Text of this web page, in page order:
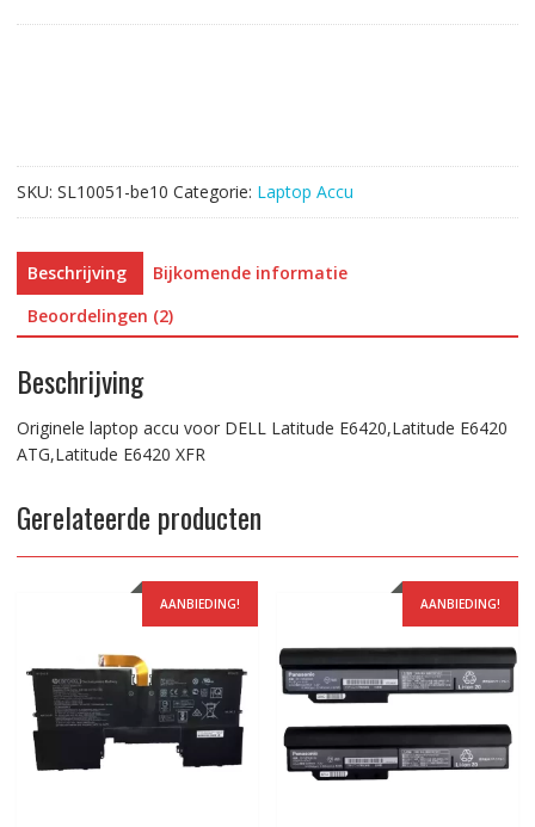
ATG,Latitude
E6420
XFR
aantal
SKU: SL10051-be10 Categorie: Laptop Accu
Beschrijving
Bijkomende informatie
Beoordelingen (2)
Beschrijving
Originele laptop accu voor DELL Latitude E6420,Latitude E6420
ATG,Latitude E6420 XFR
Gerelateerde producten
AANBIEDING! AANBIEDING!